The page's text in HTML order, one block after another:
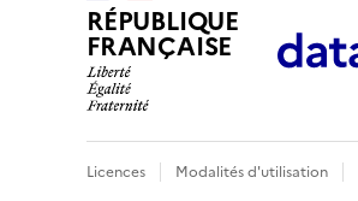
RÉPUBLIQUE
FRANÇAISE
Licences Modalités d'utilisation